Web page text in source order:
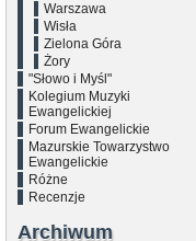
Warszawa
Wisła
Zielona Góra
Żory
"Słowo i Myśl"
Kolegium Muzyki
Ewangelickiej
Forum Ewangelickie
Mazurskie Towarzystwo
Ewangelickie
Różne
Recenzje
Archiwum